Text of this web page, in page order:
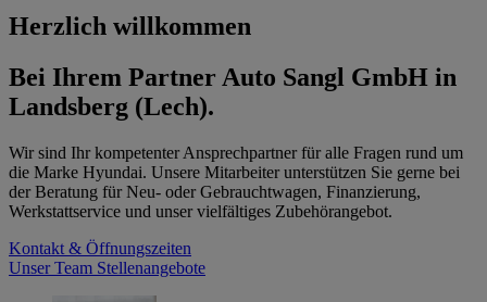
Herzlich willkommen
Bei Ihrem Partner Auto Sangl GmbH in
Landsberg (Lech).
Wir sind Ihr kompetenter Ansprechpartner für alle Fragen rund um
die Marke Hyundai. Unsere Mitarbeiter unterstützen Sie gerne bei
der Beratung für Neu- oder Gebrauchtwagen, Finanzierung,
Werkstattservice und unser vielfältiges Zubehörangebot.
Kontakt & Öffnungszeiten
Unser Team Stellenangebote